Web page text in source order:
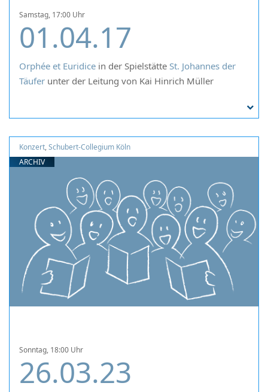
Samstag, 17:00 Uhr
01.04.17
Orphée et Euridice in der Spielstätte St. Johannes der
Täufer unter der Leitung von Kai Hinrich Müller
Konzert,Schubert-Collegium Köln
ARCHIV
Sonntag, 18:00 Uhr
26.03.23